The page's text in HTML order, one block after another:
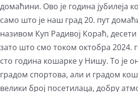
домаћини. Ово је година јубилеја
само што је наш град 20. пут
називом Куп Радивој Кораћ,
зато што смо током октобра 2024.
сто година кошарке у Нишу. То је
градом спортова, али и градом
велики број посетилаца, добру